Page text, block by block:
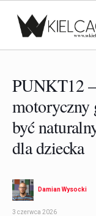
PUNKT12
motoryczny
być
dla dziecka
Damian Wysocki
3 czerwca 2026